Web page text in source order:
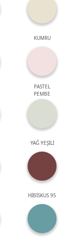
KUMRU
PASTEL
PEMBE
YAĞ YEŞİLİ
HİBİSKUS 95